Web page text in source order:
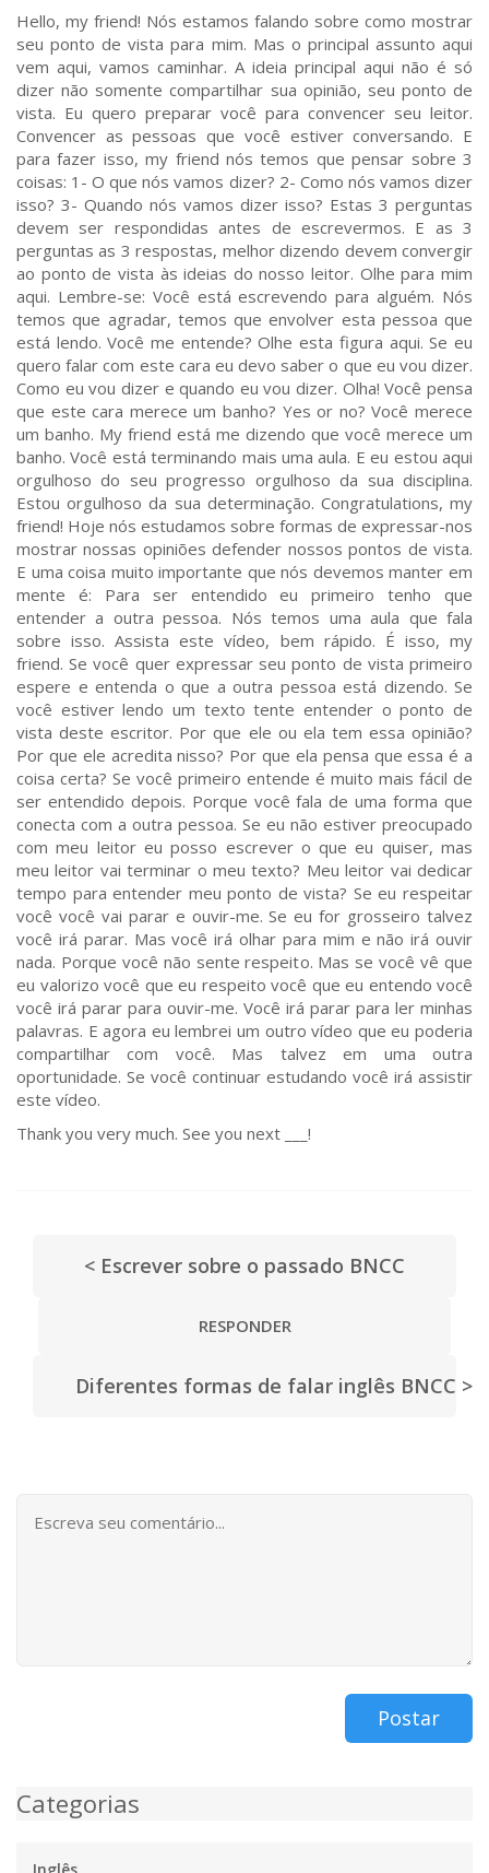
Hello, my friend! Nós estamos falando sobre como mostrar
seu ponto de vista para mim. Mas o principal assunto aqui
vem aqui, vamos caminhar. A ideia principal aqui não é só
dizer não somente compartilhar sua opinião, seu ponto de
vista. Eu quero preparar você para convencer seu leitor.
Convencer as pessoas que você estiver conversando. E
para fazer isso, my friend nós temos que pensar sobre 3
coisas: 1- O que nós vamos dizer? 2- Como nós vamos dizer
isso? 3- Quando nós vamos dizer isso? Estas 3 perguntas
devem ser respondidas antes de escrevermos. E as 3
perguntas as 3 respostas, melhor dizendo devem convergir
ao ponto de vista às ideias do nosso leitor. Olhe para mim
aqui. Lembre-se: Você está escrevendo para alguém. Nós
temos que agradar, temos que envolver esta pessoa que
está lendo. Você me entende? Olhe esta figura aqui. Se eu
quero falar com este cara eu devo saber o que eu vou dizer.
Como eu vou dizer e quando eu vou dizer. Olha! Você pensa
que este cara merece um banho? Yes or no? Você merece
um banho. My friend está me dizendo que você merece um
banho. Você está terminando mais uma aula. E eu estou aqui
orgulhoso do seu progresso orgulhoso da sua disciplina.
Estou orgulhoso da sua determinação. Congratulations, my
friend! Hoje nós estudamos sobre formas de expressar-nos
mostrar nossas opiniões defender nossos pontos de vista.
E uma coisa muito importante que nós devemos manter em
mente é: Para ser entendido eu primeiro tenho que
entender a outra pessoa. Nós temos uma aula que fala
sobre isso. Assista este vídeo, bem rápido. É isso, my
friend. Se você quer expressar seu ponto de vista primeiro
espere e entenda o que a outra pessoa está dizendo. Se
você estiver lendo um texto tente entender o ponto de
vista deste escritor. Por que ele ou ela tem essa opinião?
Por que ele acredita nisso? Por que ela pensa que essa é a
coisa certa? Se você primeiro entende é muito mais fácil de
ser entendido depois. Porque você fala de uma forma que
conecta com a outra pessoa. Se eu não estiver preocupado
com meu leitor eu posso escrever o que eu quiser, mas
meu leitor vai terminar o meu texto? Meu leitor vai dedicar
tempo para entender meu ponto de vista? Se eu respeitar
você você vai parar e ouvir-me. Se eu for grosseiro talvez
você irá parar. Mas você irá olhar para mim e não irá ouvir
nada. Porque você não sente respeito. Mas se você vê que
eu valorizo você que eu respeito você que eu entendo você
você irá parar para ouvir-me. Você irá parar para ler minhas
palavras. E agora eu lembrei um outro vídeo que eu poderia
compartilhar com você. Mas talvez em uma outra
oportunidade. Se você continuar estudando você irá assistir
este vídeo.
Thank you very much. See you next ___!
< Escrever sobre o passado BNCC
RESPONDER
Diferentes formas de falar inglês BNCC >
Postar
Categorias